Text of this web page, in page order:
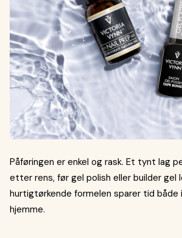
Påføringen er enkel og rask. Et tynt lag
etter rens, før gel polish eller builder gel
hurtigtørkende formelen sparer tid både
hjemme.